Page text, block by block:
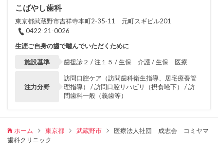
こばやし歯科
東京都武蔵野市吉祥寺本町2-35-11 元町スギビル201
0422-21-0026
生涯ご自身の歯で噛んでいただくために
施設基準 歯援診２ / 注１５ / 生保 介護 / 生保 医療
注力分野
訪問口腔ケア（訪問歯科衛生指導、居宅療養管
理指導） / 訪問口腔リハビリ（摂食嚥下） / 訪
問歯科一般（義歯等）
ホーム 東京都 武蔵野市
医療法人社団 成志会 コミヤマ
歯科クリニック